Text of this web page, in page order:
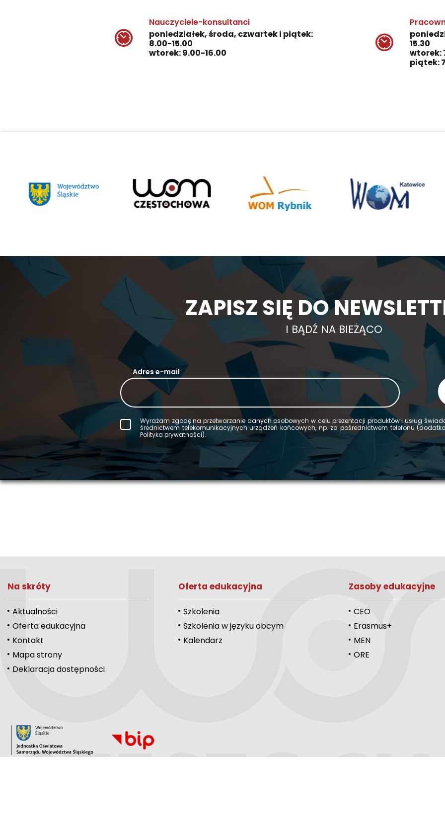
Nauczyciele-konsultanci
poniedziałek, środa, czwartek i piątek:
8.00-15.00
wtorek: 9.00-16.00
15.30
wtorek:
piątek:
ZAPISZ SIĘ DO
I BĄDŹ NA BIEŻĄCO
Adres e-mail
Wy­ra­żam zgodę na prze­twa­rza­nie da­nych oso­bo­wych w celu pre­zen­ta­cji pro­duk­tów i usług
śred­nic­twem te­le­ko­mu­ni­ka­cyj­nych urzą­dzeń koń­co­wych, np. za po­śred­nic­twem te­le­fo­nu
Po­li­ty­ka pry­wat­no­ści).
Na skróty
Aktualności
Oferta edukacyjna
Kontakt
Mapa strony
Deklaracja dostępności
Oferta edukacyjna
Szkolenia
Szkolenia w języku obcym
Kalendarz
Zasoby edukacyjne
CEO
Erasmus+
MEN
ORE